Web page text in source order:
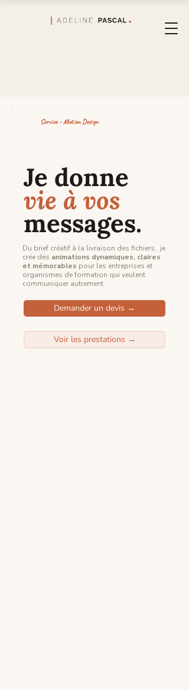
Service - Motion Design
Je donne
vie à vos
messages.
Du brief créatif à la livraison des fichiers, je
crée des animations dynamiques, claires
et mémorables pour les entreprises et
organismes de formation qui veulent
communiquer autrement.
Demander un devis →
Voir les prestations →